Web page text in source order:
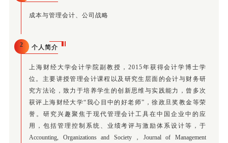
成本与管理会计、公司战略
2 个人简介
上海财经大学会计学院副教授，2015年获得会计学博士学
位。主要讲授管理会计课程以及研究生层面的会计与财务研
究方法论，致力于培养学生的创新思维与实践能力，曾多次
获评上海财经大学“我心目中的好老师”，徐政旦奖教金等荣
誉。研究兴趣聚焦于现代管理会计工具在中国企业中的应
用，包括管理控制系统、业绩考评与激励体系设计等，于
Accounting, Organizations and Society，Journal of Management